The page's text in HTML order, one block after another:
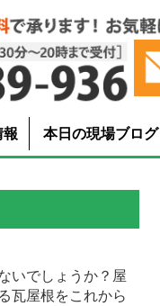
報 本日の現場ブログ
いでしょうか？屋
瓦屋根をこれから